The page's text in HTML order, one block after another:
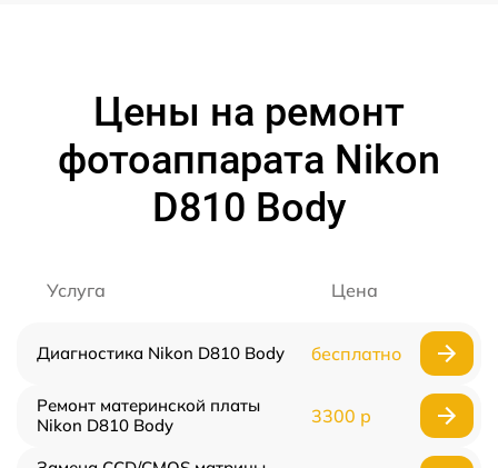
Цены на ремонт
фотоаппарата Nikon
D810 Body
Услуга Цена
Диагностика Nikon D810 Body бесплатно
Ремонт материнской платы
Nikon D810 Body
3300 р